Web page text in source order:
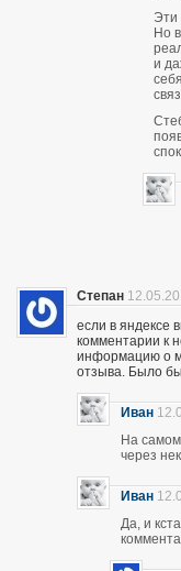
Эти
Но
и
Степан
если в яндексе
комментарии к
информацию о
отзыва. Было
Иван
На
через
Иван
Да, и